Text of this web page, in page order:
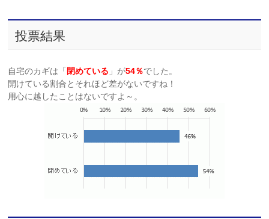
投票結果
自宅のカギは「 閉めている 」が54％でした。
開けている割合とそれほど差がないですね！
用心に越したことはないですよ～。